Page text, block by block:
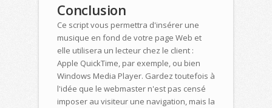
Conclusion
Ce script vous permettra d'insérer une
musique en fond de votre page Web et
elle utilisera un lecteur chez le client :
Apple QuickTime, par exemple, ou bien
Windows Media Player. Gardez toutefois à
l'idée que le webmaster n'est pas censé
imposer au visiteur une navigation, mais la